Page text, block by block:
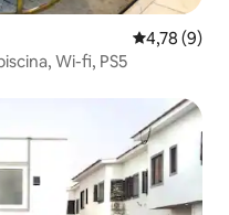
4,78 de
4,78 (9)
Wi-fi, PS5